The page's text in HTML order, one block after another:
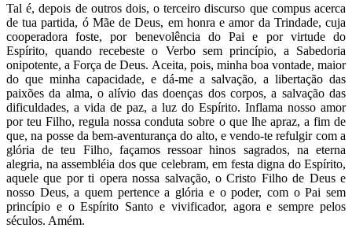
Tal é, depois de outros dois, o terceiro discurso que compus acerca
de tua partida, ó Mãe de Deus, em honra e amor da Trindade, cuja
cooperadora foste, por benevolência do Pai e por virtude do
Espírito, quando recebeste o Verbo sem princípio, a Sabedoria
onipotente, a Força de Deus. Aceita, pois, minha boa vontade, maior
do que minha capacidade, e dá-me a salvação, a libertação das
paixões da alma, o alívio das doenças dos corpos, a salvação das
dificuldades, a vida de paz, a luz do Espírito. Inflama nosso amor
por teu Filho, regula nossa conduta sobre o que lhe apraz, a fim de
que, na posse da bem-aventurança do alto, e vendo-te refulgir com a
glória de teu Filho, façamos ressoar hinos sagrados, na eterna
alegria, na assembléia dos que celebram, em festa digna do Espírito,
aquele que por ti opera nossa salvação, o Cristo Filho de Deus e
nosso Deus, a quem pertence a glória e o poder, com o Pai sem
princípio e o Espírito Santo e vivificador, agora e sempre pelos
séculos. Amém.